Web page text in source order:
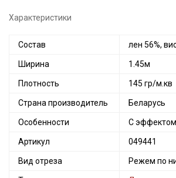
Характеристики
Состав лен 56%,
Ширина 1.45м
Плотность 145 гр/м.кв
Страна производитель Беларусь
Особенности С
Артикул 049441
Вид отреза Режем по